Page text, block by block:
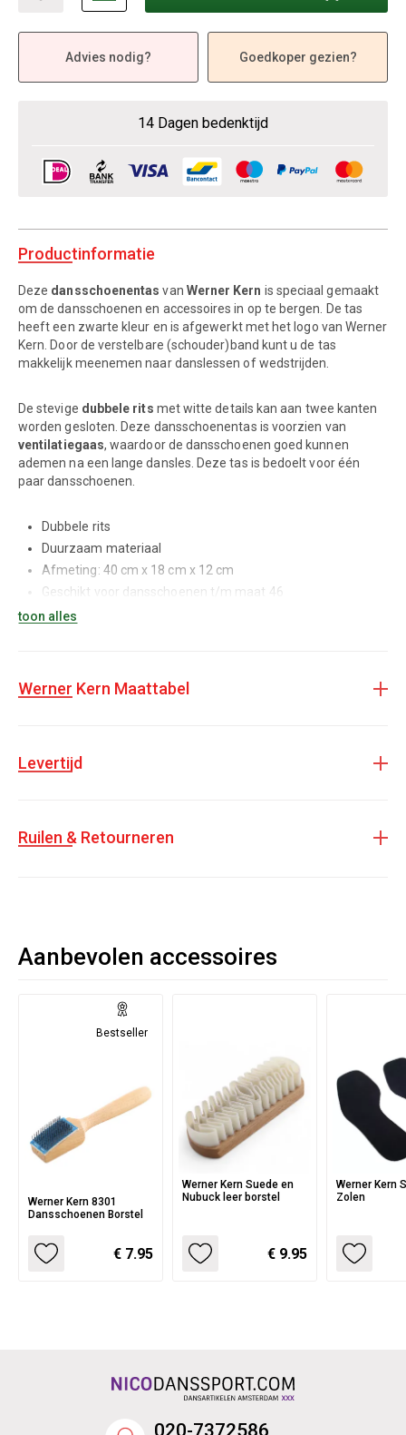
Advies nodig? Goedkoper gezien?
14 Dagen bedenktijd
Productinformatie
Deze dansschoenentas van Werner Kern is speciaal gemaakt
om de dansschoenen en accessoires in op te bergen. De tas
heeft een zwarte kleur en is afgewerkt met het logo van Werner
Kern. Door de verstelbare (schouder)band kunt u de tas
makkelijk meenemen naar danslessen of wedstrijden.
De stevige dubbele rits met witte details kan aan twee kanten
worden gesloten. Deze dansschoenentas is voorzien van
ventilatiegaas, waardoor de dansschoenen goed kunnen
ademen na een lange dansles. Deze tas is bedoelt voor één
paar dansschoenen.
Dubbele rits
Duurzaam materiaal
Afmeting: 40 cm x 18 cm x 12 cm
Geschikt voor dansschoenen t/m maat 46
toon alles
Werner Kern Maattabel
Levertijd
Ruilen & Retourneren
Aanbevolen accessoires
Bestseller
Werner Kern 8301
Dansschoenen Borstel
€ 7.95
Werner Kern Suede en
Nubuck leer borstel
€ 9.95
Werner Kern
Zolen
020-7372586